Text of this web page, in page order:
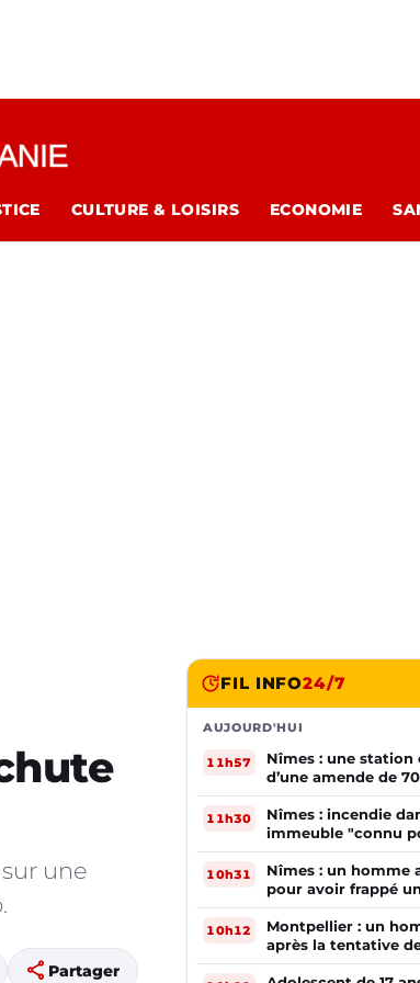
CULTURE & LOISIRS ECONOMIE
une
share Partager
FIL INFO24/7
AUJOURD'HUI
11h57
Nîmes : une station
d’une amende de
11h30
Nîmes : incendie
immeuble "connu
de deal"
10h31
Nîmes : un homme
pour avoir frappé
10h12
Montpellier : un
après la tentative
téléphone